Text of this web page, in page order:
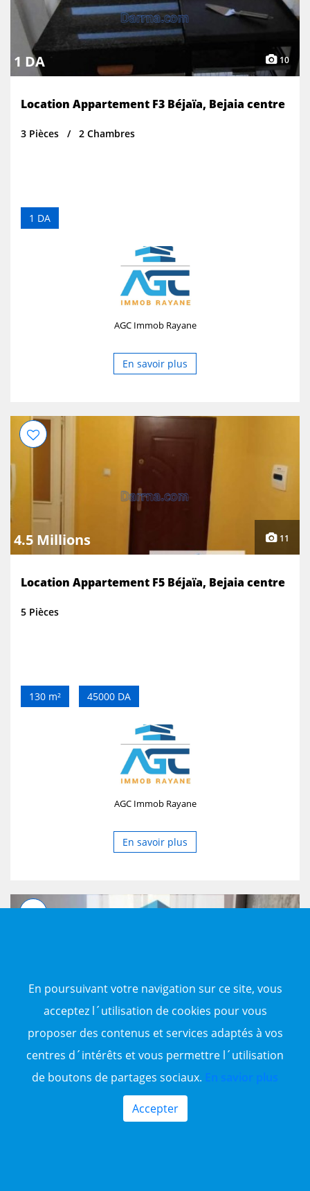
1 DA 10
Location Appartement F3 Béjaïa, Bejaia centre
3 Pièces 2 Chambres
1 DA
AGC Immob Rayane
En savoir plus
4.5 Millions 11
Location Appartement F5 Béjaïa, Bejaia centre
5 Pièces
130 m² 45000 DA
AGC Immob Rayane
En savoir plus
1 DA
Location Bureaux et locaux professionnels
Béjaïa, Bejaia centre
En poursuivant votre navigation sur ce site, vous
acceptez l´utilisation de cookies pour vous
proposer des contenus et services adaptés à vos
centres d´intérêts et vous permettre l´utilisation
de boutons de partages sociaux. En savior plus
Accepter